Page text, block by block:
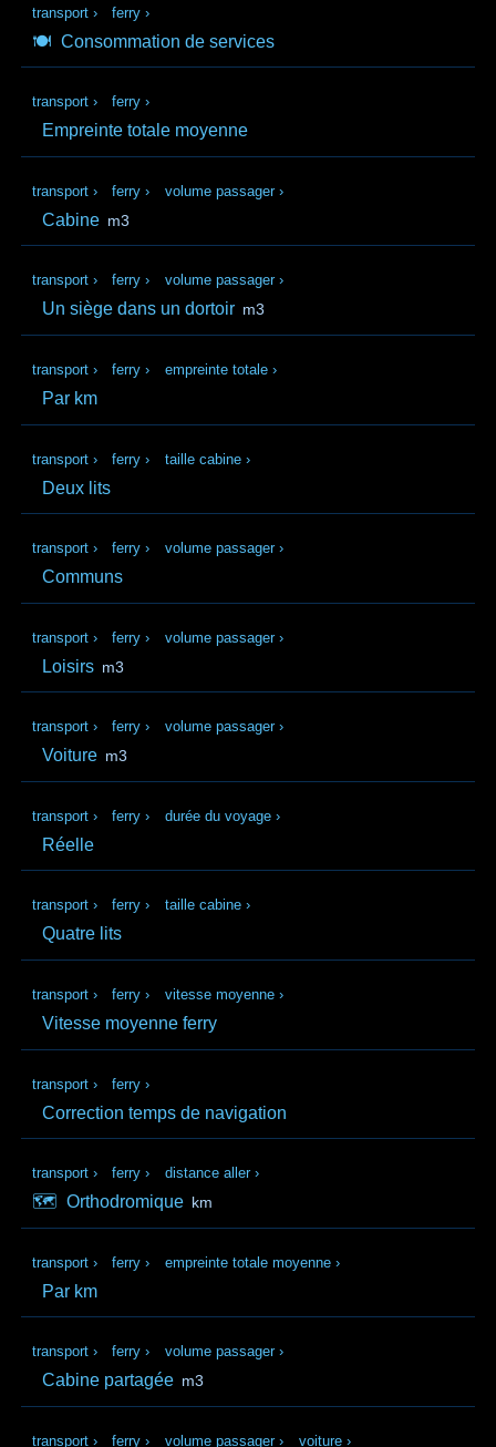
transport › ferry ›
🍽️ Consommation de services
transport › ferry ›
Empreinte totale moyenne
transport › ferry › volume passager ›
Cabine m3
transport › ferry › volume passager ›
Un siège dans un dortoir m3
transport › ferry › empreinte totale ›
Par km
transport › ferry › taille cabine ›
Deux lits
transport › ferry › volume passager ›
Communs
transport › ferry › volume passager ›
Loisirs m3
transport › ferry › volume passager ›
Voiture m3
transport › ferry › durée du voyage ›
Réelle
transport › ferry › taille cabine ›
Quatre lits
transport › ferry › vitesse moyenne ›
Vitesse moyenne ferry
transport › ferry ›
Correction temps de navigation
transport › ferry › distance aller ›
🗺️ Orthodromique km
transport › ferry › empreinte totale moyenne ›
Par km
transport › ferry › volume passager ›
Cabine partagée m3
transport › ferry › volume passager › voiture ›